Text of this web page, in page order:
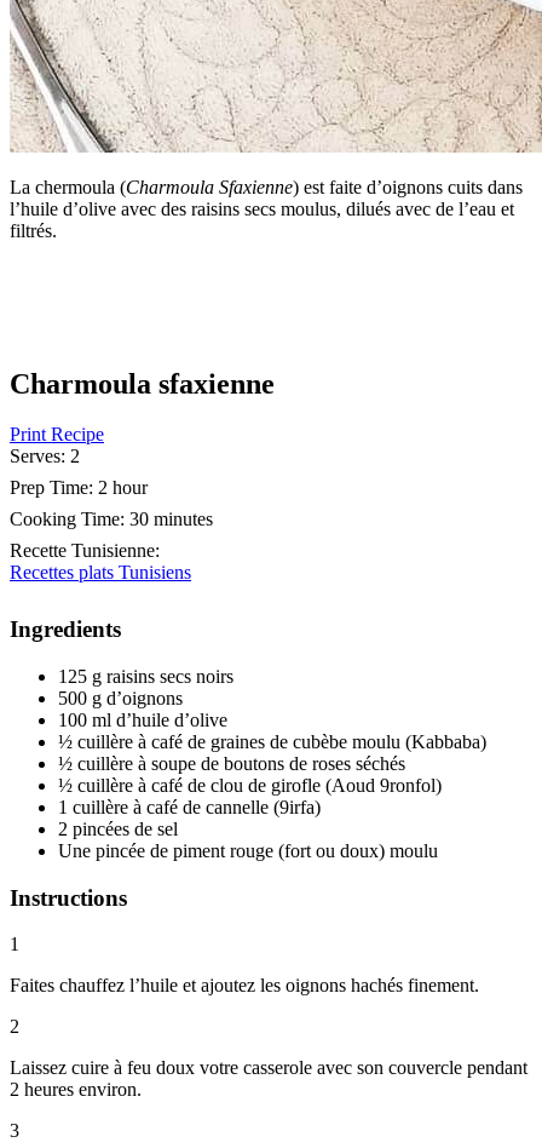
La chermoula (Charmoula Sfaxienne) est faite d’oignons cuits dans
l’huile d’olive avec des raisins secs moulus, dilués avec de l’eau et
filtrés.
Charmoula sfaxienne
Print Recipe
Serves: 2
Prep Time: 2 hour
Cooking Time: 30 minutes
Recette Tunisienne:
Recettes plats Tunisiens
Ingredients
125 g raisins secs noirs
500 g d’oignons
100 ml d’huile d’olive
½ cuillère à café de graines de cubèbe moulu (Kabbaba)
½ cuillère à soupe de boutons de roses séchés
½ cuillère à café de clou de girofle (Aoud 9ronfol)
1 cuillère à café de cannelle (9irfa)
2 pincées de sel
Une pincée de piment rouge (fort ou doux) moulu
Instructions
1
Faites chauffez l’huile et ajoutez les oignons hachés finement.
2
Laissez cuire à feu doux votre casserole avec son couvercle pendant
2 heures environ.
3